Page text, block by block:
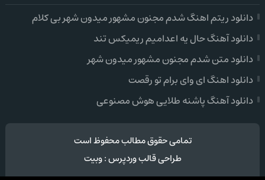
دانلود ریتم اهنگ شدم مجنون مشهور میدون شهر بی کلام
دانلود آهنگ حال یه اعدامیم ریمیکس تند
دانلود متن شدم مجنون مشهور میدون شهر
دانلود اهنگ ای وای برام تو رقصت
دانلود آهنگ پاشنه طلایی هوش مصنوعی
تمامی حقوق مطالب محفوظ است
طراحی قالب وردپرس:وبیت